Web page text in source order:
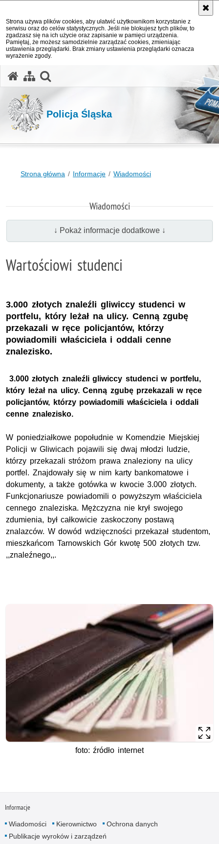
Strona używa plików cookies, aby ułatwić użytkownikom korzystanie z
serwisu oraz do celów statystycznych. Jeśli nie blokujesz tych plików, to
zgadzasz się na ich użycie oraz zapisanie w pamięci urządzenia.
Pamiętaj, że możesz samodzielnie zarządzać cookies, zmieniając
ustawienia przeglądarki. Brak zmiany ustawienia przeglądarki oznacza
wyrażenie zgody.
Policja Śląska
Strona główna Informacje Wiadomości
Wiadomości
↓ Pokaż informacje dodatkowe ↓
Wartościowi studenci
3.000 złotych znaleźli gliwiccy studenci w
portfelu, który leżał na ulicy. Cenną zgubę
przekazali w ręce policjantów, którzy
powiadomili właściciela i oddali cenne
znalezisko.
3.000 złotych znaleźli gliwiccy studenci w portfelu,
który leżał na ulicy. Cenną zgubę przekazali w ręce
policjantów, którzy powiadomili właściciela i oddali
cenne znalezisko.
W poniedziałkowe popołudnie w Komendzie Miejskiej
Policji w Gliwicach pojawili się dwaj młodzi ludzie,
którzy przekazali stróżom prawa znaleziony na ulicy
portfel. Znajdowały się w nim karty bankomatowe i
dokumenty, a także gotówka w kwocie 3.000 złotych.
Funkcjonariusze powiadomili o powyższym właściciela
cennego znaleziska. Mężczyzna nie krył swojego
zdumienia, był całkowicie zaskoczony postawą
znalazców. W dowód wdzięczności przekazał studentom,
mieszkańcom Tarnowskich Gór kwotę 500 złotych tzw.
,,znaleźnego,,.
foto: źródło internet
Informacje
Wiadomości Kierownictwo
Ochrona danych
Publikacje wyroków i zarządzeń